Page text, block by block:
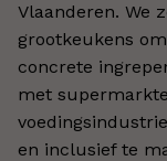
Vlaanderen. We
grootkeukens
concrete
met
en inclusief te